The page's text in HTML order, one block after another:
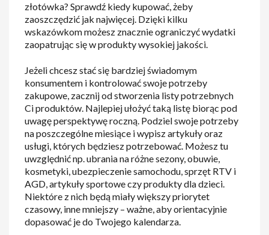
złotówka? Sprawdź kiedy kupować, żeby
zaoszczędzić jak najwięcej. Dzięki kilku
wskazówkom możesz znacznie ograniczyć wydatki
zaopatrując się w produkty wysokiej jakości.
Jeżeli chcesz stać się bardziej świadomym
konsumentem i kontrolować swoje potrzeby
zakupowe, zacznij od stworzenia listy potrzebnych
Ci produktów. Najlepiej ułożyć taką listę biorąc pod
uwagę perspektywę roczną. Podziel swoje potrzeby
na poszczególne miesiące i wypisz artykuły oraz
usługi, których będziesz potrzebować. Możesz tu
uwzględnić np. ubrania na różne sezony, obuwie,
kosmetyki, ubezpieczenie samochodu, sprzęt RTV i
AGD, artykuły sportowe czy produkty dla dzieci.
Niektóre z nich będą miały większy priorytet
czasowy, inne mniejszy – ważne, aby orientacyjnie
dopasować je do Twojego kalendarza.